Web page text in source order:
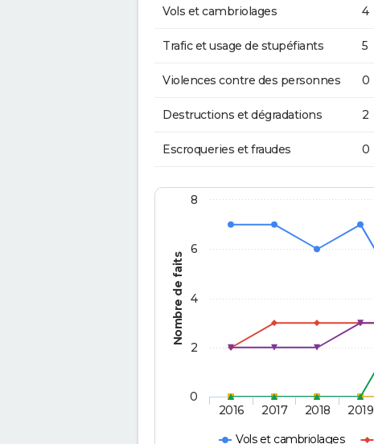
Vols et cambriolages 4
Trafic et usage de stupéfiants 5
Violences contre des personnes 0
Destructions et dégradations 2
Escroqueries et fraudes 0
Nombre de faits
Vols et cambriolages
2016 2017 2018 2019
0
2
4
6
8